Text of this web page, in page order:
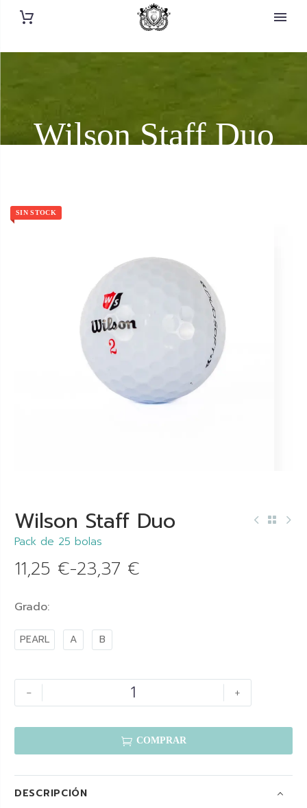
Wilson Staff Duo
SIN STOCK
Wilson Staff Duo
Pack de 25 bolas
11,25 €-23,37 €
Grado
PEARL A B
- +
 COMPRAR
DESCRIPCIÓN